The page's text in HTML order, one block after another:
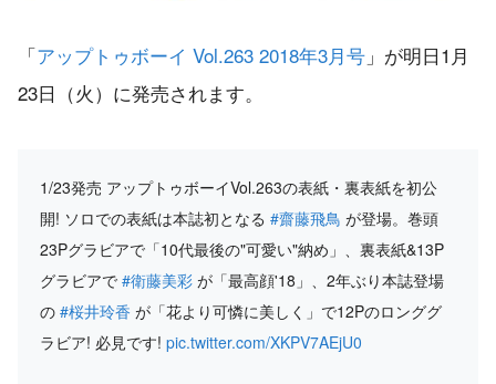
「アップトゥボーイ Vol.263 2018年3月号 」が明日1月
23日（火）に発売されます。
1/23発売 アップトゥボーイVol.263の表紙・裏表紙を初公
開! ソロでの表紙は本誌初となる #齋藤飛鳥 が登場。巻頭
23Pグラビアで「10代最後の"可愛い"納め」、裏表紙&13P
グラビアで #衛藤美彩 が「最高顔'18」、2年ぶり本誌登場
の #桜井玲香 が「花より可憐に美しく」で12Pのロンググ
ラビア! 必見です! pic.twitter.com/XKPV7AEjU0